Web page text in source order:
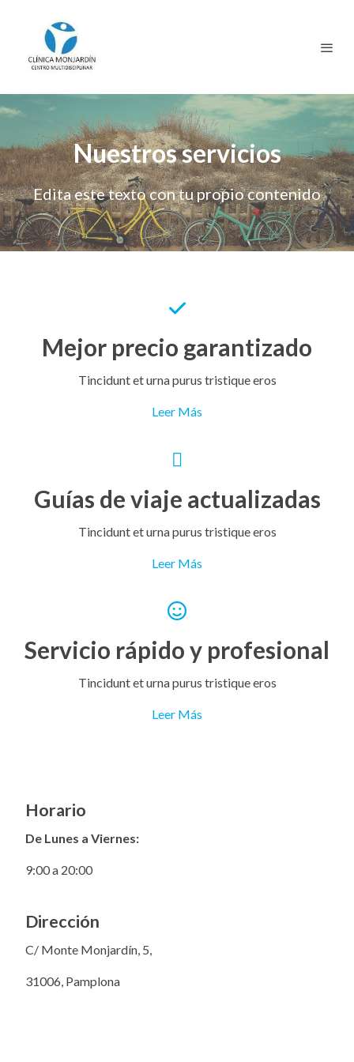
Nuestros servicios
Edita este texto con tu propio contenido
Mejor precio garantizado
Tincidunt et urna purus tristique eros
Leer Más
Guías de viaje actualizadas
Tincidunt et urna purus tristique eros
Leer Más
Servicio rápido y profesional
Tincidunt et urna purus tristique eros
Leer Más
Horario
De Lunes a Viernes:
9:00 a 20:00
Dirección
C/ Monte Monjardín, 5,
31006, Pamplona